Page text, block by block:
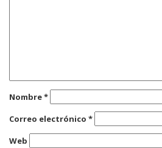
Nombre*
Correo electrónico *
Web